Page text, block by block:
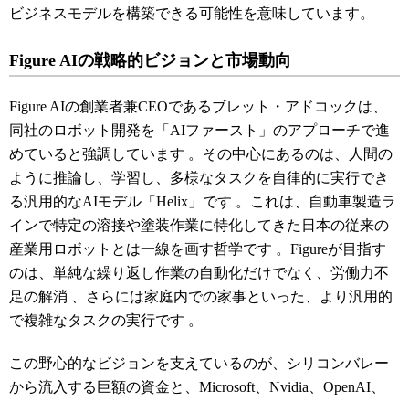
ビジネスモデルを構築できる可能性を意味しています。
Figure AIの戦略的ビジョンと市場動向
Figure AIの創業者兼CEOであるブレット・アドコックは、
同社のロボット開発を「AIファースト」のアプローチで進
めていると強調しています 。その中心にあるのは、人間の
ように推論し、学習し、多様なタスクを自律的に実行でき
る汎用的なAIモデル「Helix」です 。これは、自動車製造ラ
インで特定の溶接や塗装作業に特化してきた日本の従来の
産業用ロボットとは一線を画す哲学です 。Figureが目指す
のは、単純な繰り返し作業の自動化だけでなく、労働力不
足の解消
、さらには家庭内での家事といった、より汎用的
で複雑なタスクの実行です 。
この野心的なビジョンを支えているのが、シリコンバレー
から流入する巨額の資金と、Microsoft、Nvidia、OpenAI、